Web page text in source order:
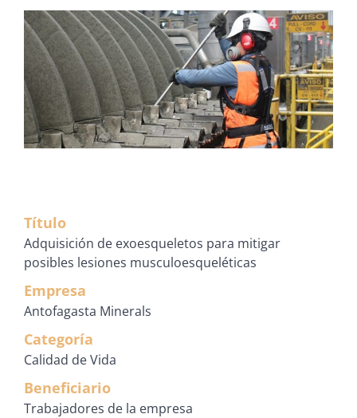
Título
Adquisición de exoesqueletos para mitigar
posibles lesiones musculoesqueléticas
Empresa
Antofagasta Minerals
Categoría
Calidad de Vida
Beneficiario
Trabajadores de la empresa